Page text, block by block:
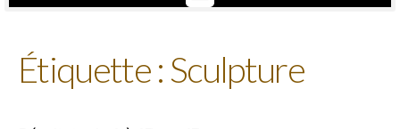
Étiquette : Sculpture